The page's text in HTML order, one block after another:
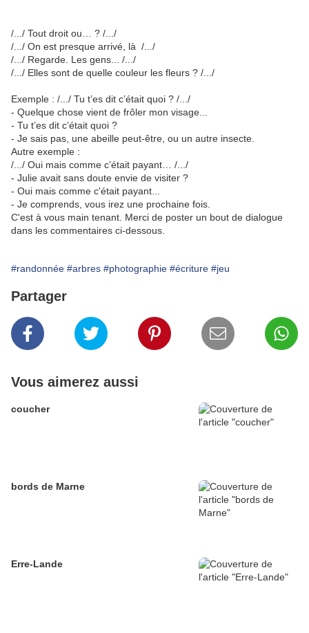
/.../ Tout droit ou… ? /.../
/.../ On est presque arrivé, là /.../
/.../ Regarde. Les gens... /.../
/.../ Elles sont de quelle couleur les fleurs ? /.../
Exemple : /.../ Tu t’es dit c’était quoi ? /.../
- Quelque chose vient de frôler mon visage...
- Tu t’es dit c’était quoi ?
- Je sais pas, une abeille peut-être, ou un autre insecte.
Autre exemple :
/.../ Oui mais comme c’était payant… /.../
- Julie avait sans doute envie de visiter ?
- Oui mais comme c'était payant...
- Je comprends, vous irez une prochaine fois.
C'est à vous main tenant. Merci de poster un bout de dialogue
dans les commentaires ci-dessous.
#randonnée #arbres #photographie #écriture #jeu
Partager
Vous aimerez aussi
coucher
bords de Marne
Erre-Lande